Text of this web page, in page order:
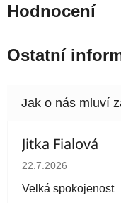
Hodnocení
Ostatní
Jitka Fialová
Hodnocení
22.7.2026
Velká spokojenost